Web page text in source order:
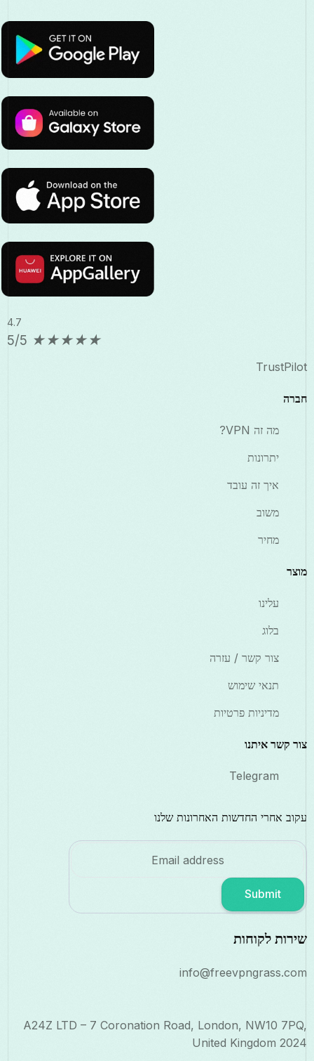
4.7
★
★
★
★
★
5/5
TrustPilot
חברה
מה זה VPN?
יתרונות
איך זה עובד
משוב
מחיר
מוצר
עלינו
בלוג
צור קשר / עזרה
תנאי שימוש
מדיניות פרטיות
צור קשר איתנו
Telegram
עקוב אחרי החדשות האחרונות שלנו
Submit
שירות לקוחות
info@freevpngrass.com
A24Z LTD – 7 Coronation Road, London, NW10 7PQ,
United Kingdom 2024